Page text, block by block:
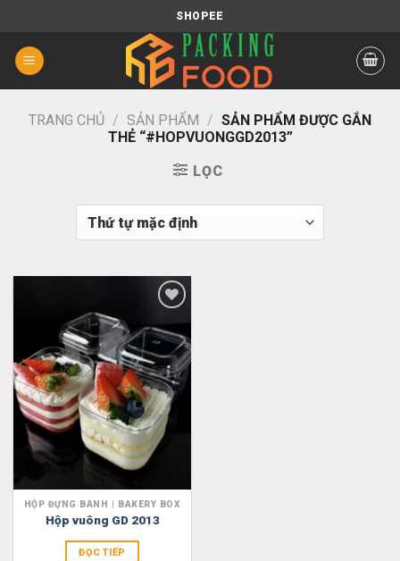
nội
dung
SHOPEE
TRANG CHỦ / SẢN PHẨM / SẢN PHẨM ĐƯỢC GẮN
THẺ “#HOPVUONGGD2013”
LỌC
Add
to
wishlist
HỘP ĐỰNG BÁNH | BAKERY BOX
Hộp vuông GD 2013
ĐỌC TIẾP